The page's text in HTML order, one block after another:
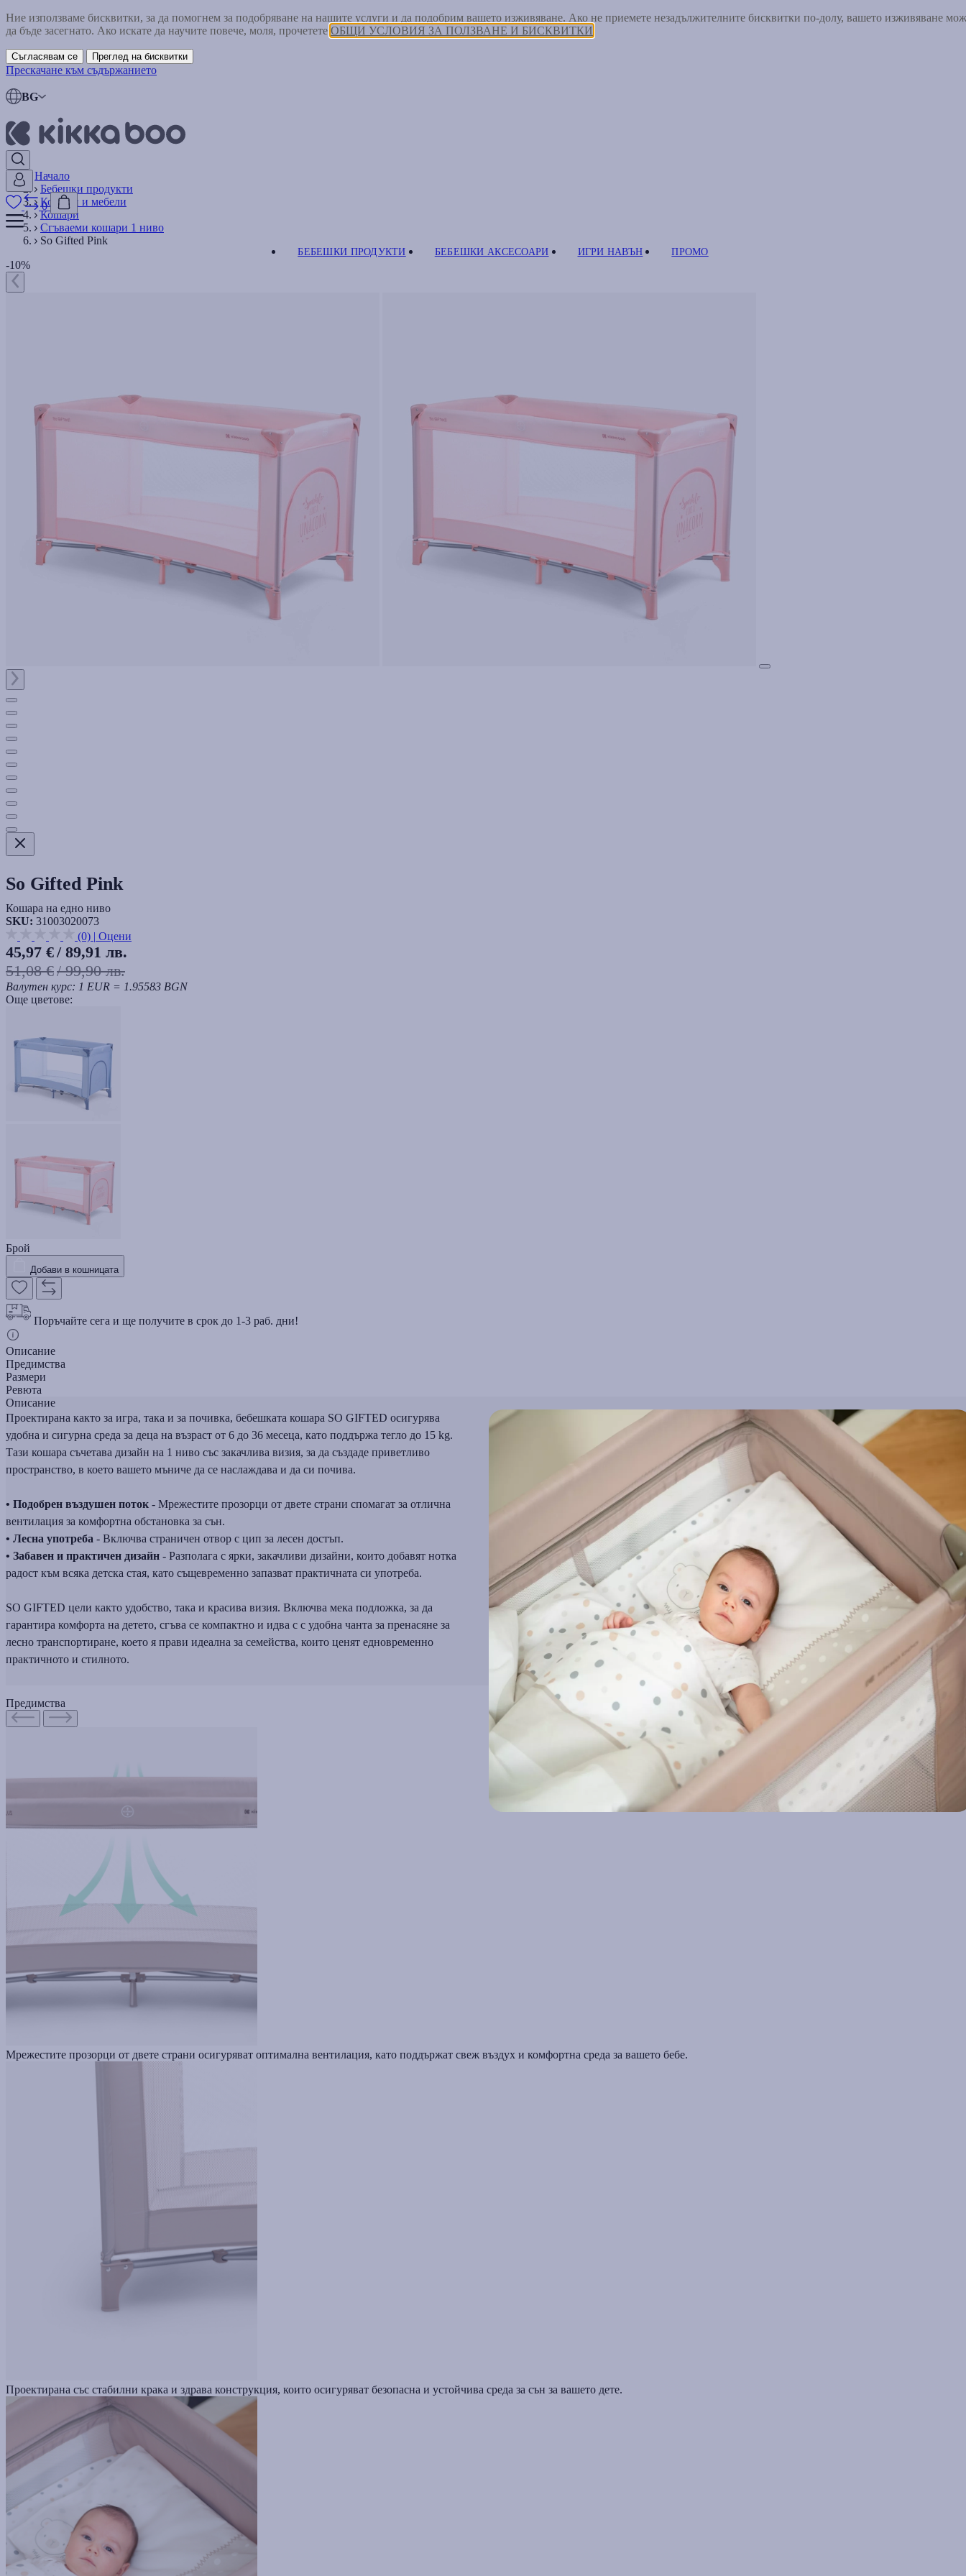
Ние използваме бисквитки, за да помогнем за подобряване на нашите услуги и да подобрим вашето изживяване. Ако не приемете незадължителните бисквитки по-долу, вашето изживяване
да бъде засегнато. Ако искате да научите повече, моля, прочетете ОБЩИ УСЛОВИЯ ЗА ПОЛЗВАНЕ И БИСКВИТКИ
Съгласявам се Преглед на бисквитки
Прескачане към съдържанието
BG
0
БЕБЕШКИ ПРОДУКТИ БЕБЕШКИ АКСЕСОАРИ ИГРИ НАВЪН ПРОМО
Начало
Бебешки продукти
Кошари и мебели
Кошари
Сгъваеми кошари 1 ниво
So Gifted Pink
-10%
So Gifted Pink
Кошара на едно ниво
SKU: 31003020073
(0) | Оцени
45,97 €/ 89,91 лв.
51,08 €/ 99,90 лв.
Валутен курс: 1 EUR = 1.95583 BGN
Още цветове:
Брой
Добави в кошницата
Поръчайте сега и ще получите в срок до 1-3 раб. дни!
Описание
Предимства
Размери
Ревюта
Описание
Проектирана както за игра, така и за почивка, бебешката кошара SO GIFTED осигурява
удобна и сигурна среда за деца на възраст от 6 до 36 месеца, като поддържа тегло до 15 kg.
Тази кошара съчетава дизайн на 1 ниво със закачлива визия, за да създаде приветливо
пространство, в което вашето мъниче да се наслаждава и да си почива.
• Подобрен въздушен поток - Мрежестите прозорци от двете страни спомагат за отлична
вентилация за комфортна обстановка за сън.
• Лесна употреба - Включва страничен отвор с цип за лесен достъп.
• Забавен и практичен дизайн - Разполага с ярки, закачливи дизайни, които добавят нотка
радост към всяка детска стая, като същевременно запазват практичната си употреба.
SO GIFTED цели както удобство, така и красива визия. Включва мека подложка, за да
гарантира комфорта на детето, сгъва се компактно и идва с с удобна чанта за пренасяне за
лесно транспортиране, което я прави идеална за семейства, които ценят едновременно
практичното и стилното.
Предимства
Мрежестите прозорци от двете страни осигуряват оптимална вентилация, като поддържат свеж въздух и комфортна среда за вашето бебе.
Проектирана със стабилни крака и здрава конструкция, които осигуряват безопасна и устойчива среда за сън за вашето дете.